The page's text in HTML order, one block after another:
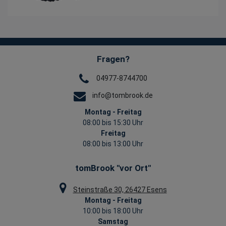
Fragen?
04977-8744700
info@tombrook.de
Montag - Freitag
08:00 bis 15:30 Uhr
Freitag
08:00 bis 13:00 Uhr
tomBrook "vor Ort"
Steinstraße 30, 26427 Esens
Montag - Freitag
10:00 bis 18:00 Uhr
Samstag